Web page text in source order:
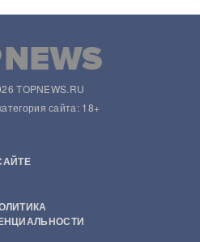
TOPNEWS.RU
сайта: 18+